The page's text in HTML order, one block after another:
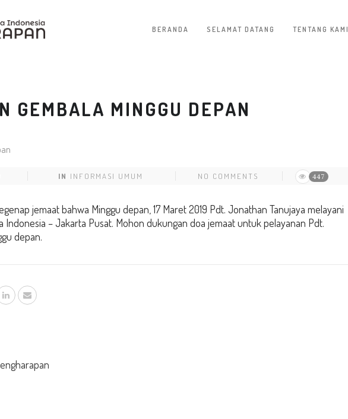
BERANDA SELAMAT DATANG TENTANG KAMI
GEMBALA MINGGU DEPAN
IN INFORMASI UMUM NO COMMENTS 447
jemaat bahwa Minggu depan, 17 Maret 2019 Pdt. Jonathan Tanujaya melayani
Indonesia – Jakarta Pusat. Mohon dukungan doa jemaat untuk pelayanan Pdt.
depan.